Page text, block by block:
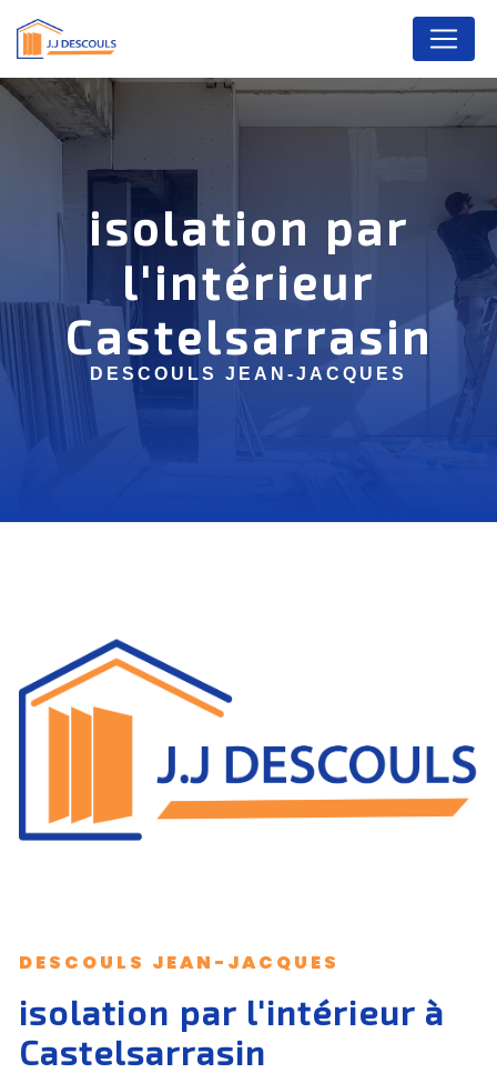
isolation par
l'intérieur
Castelsarrasin
DESCOULS JEAN-JACQUES
DESCOULS JEAN-JACQUES
isolation par l'intérieur à
Castelsarrasin
Panneau de gestion des cookies